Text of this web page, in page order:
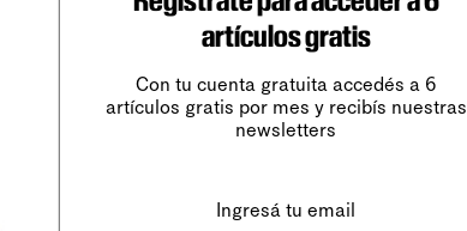
artículos gratis
Con tu cuenta gratuita accedés a 6
artículos gratis por mes y recibís nuestras
newsletters
Ingresá tu email